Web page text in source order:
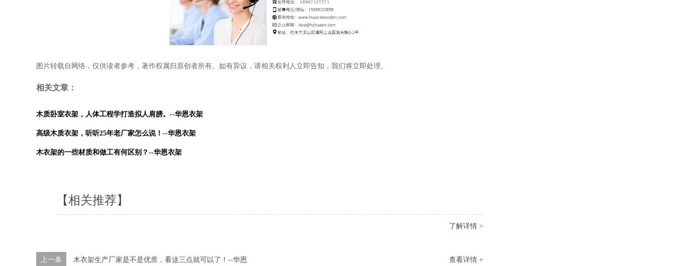
图片转载自网络，仅供读者参考，著作权属归原创者所有。如有异议，请相关权利人立即告知，我们将立即处理。
相关文章：
木质卧室衣架，人体工程学打造拟人肩膀。--华恩衣架
高级木质衣架，听听25年老厂家怎么说！--华恩衣架
木衣架的一些材质和做工有何区别？--华恩衣架
【相关推荐】
了解详情 >
查看详情 +
上一条 木衣架生产厂家是不是优质，看这三点就可以了！--华恩